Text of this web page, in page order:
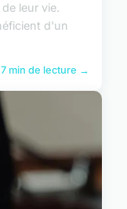
leur vie.
d'un
7 min de lecture →